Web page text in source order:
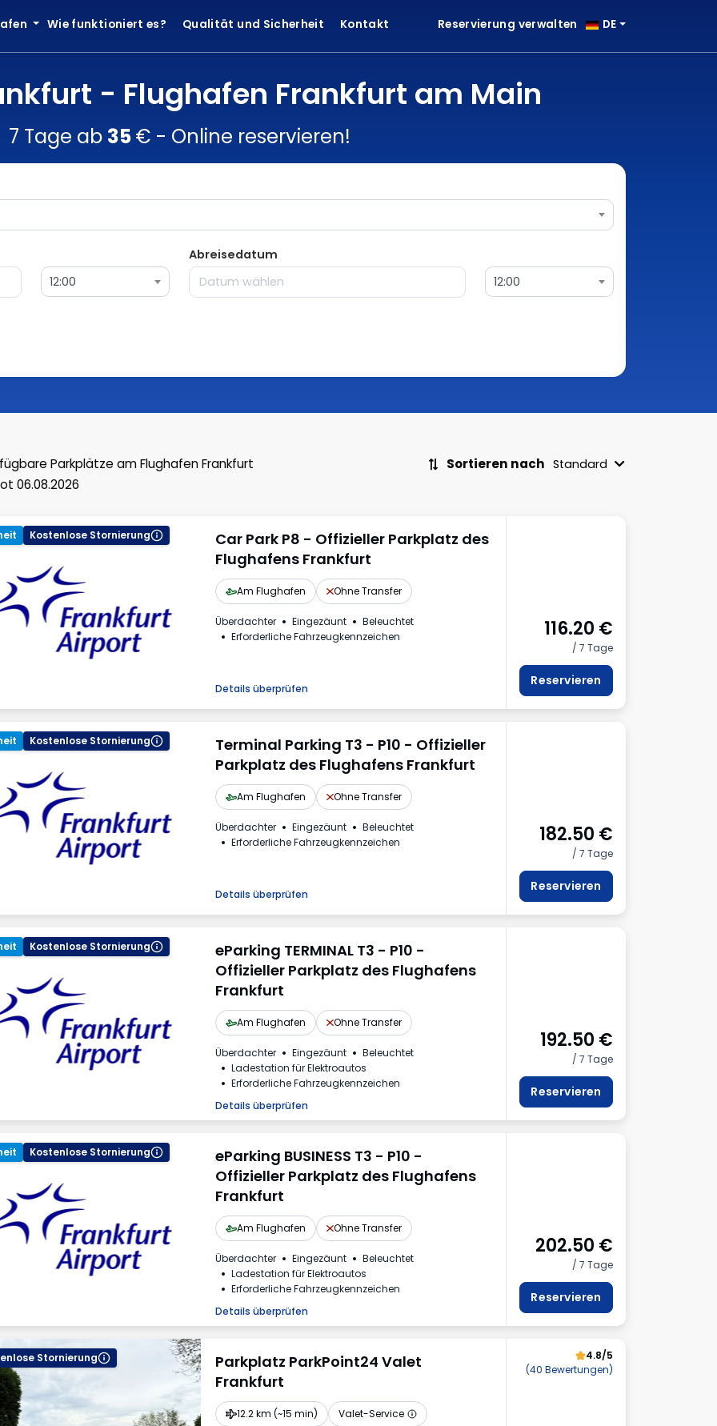
Wie funktioniert es? Qualität und Sicherheit Kontakt Reservierung verwalten DE
- Flughafen Frankfurt am Main
7 Tage ab 35€ - Online reservieren!
12:00
Abreisedatum
12:00
Parkplätze am Flughafen Frankfurt
06.08.2026
Sortieren nach Standard
Kostenlose Stornierung
Car Park P8 - Offizieller Parkplatz des
Flughafens Frankfurt
Am Flughafen Ohne Transfer
Überdachter Eingezäunt
Beleuchtet
Erforderliche Fahrzeugkennzeichen
Details überprüfen
116.20 €
/ 7 Tage
Reservieren
Kostenlose Stornierung
Terminal Parking T3 - P10 - Offizieller
Parkplatz des Flughafens Frankfurt
Am Flughafen Ohne Transfer
Überdachter Eingezäunt
Beleuchtet
Erforderliche Fahrzeugkennzeichen
Details überprüfen
182.50 €
/ 7 Tage
Reservieren
Kostenlose Stornierung
eParking TERMINAL T3 - P10 -
Offizieller Parkplatz des Flughafens
Frankfurt
Am Flughafen Ohne Transfer
Überdachter Eingezäunt
Beleuchtet
Ladestation für Elektroautos
Erforderliche Fahrzeugkennzeichen
Details überprüfen
192.50 €
/ 7 Tage
Reservieren
Kostenlose Stornierung
eParking BUSINESS T3 - P10 -
Offizieller Parkplatz des Flughafens
Frankfurt
Am Flughafen Ohne Transfer
Überdachter Eingezäunt
Beleuchtet
Ladestation für Elektroautos
Erforderliche Fahrzeugkennzeichen
Details überprüfen
202.50 €
/ 7 Tage
Reservieren
Stornierung
Parkplatz ParkPoint24 Valet
Frankfurt
12.2 km (~15 min) Valet-Service
4.8/5
(40 Bewertungen)